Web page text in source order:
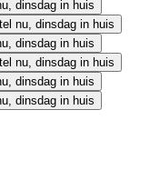
dinsdag in huis
nu, dinsdag in huis
dinsdag in huis
nu, dinsdag in huis
dinsdag in huis
dinsdag in huis